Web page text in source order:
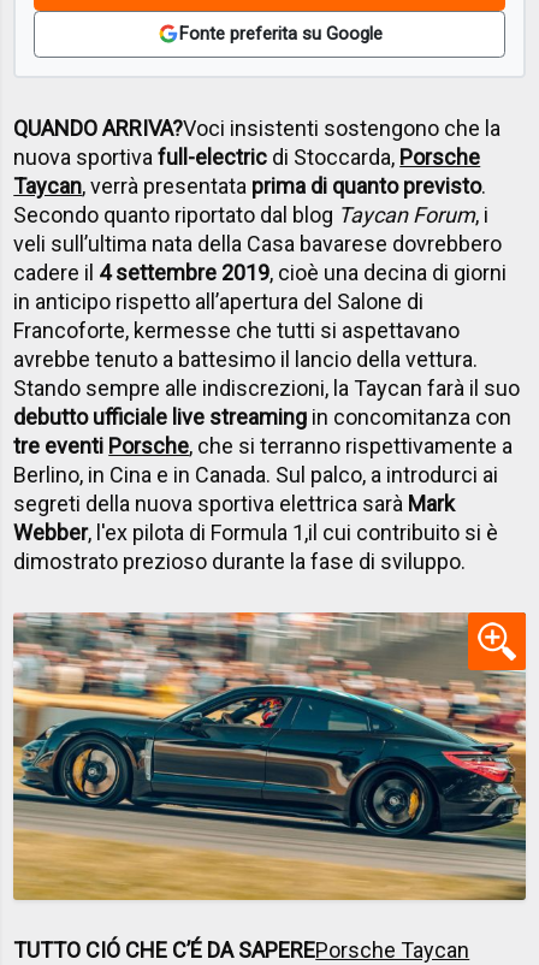
Fonte preferita su Google
QUANDO ARRIVA?Voci insistenti sostengono che la
nuova sportivafull-electric di Stoccarda, Porsche
Taycan, verrà presentata prima di quanto previsto.
Secondo quanto riportato dal blog Taycan Forum, i
veli sull’ultima nata della Casa bavarese dovrebbero
cadere il 4 settembre 2019, cioè una decina di giorni
in anticipo rispetto all’apertura del Salone di
Francoforte, kermesse che tutti si aspettavano
avrebbe tenuto a battesimo il lancio della vettura.
Stando sempre alle indiscrezioni, la Taycan farà il suo
debutto ufficiale live streaming in concomitanza con
tre eventi Porsche, che si terranno rispettivamente a
Berlino, in Cina e in Canada. Sul palco, a introdurci ai
segreti della nuova sportiva elettrica sarà Mark
Webber, l'ex pilota di Formula 1,il cui contribuito si è
dimostrato prezioso durante la fase di sviluppo.
TUTTO CIÓ CHE C’É DA SAPEREPorsche Taycan